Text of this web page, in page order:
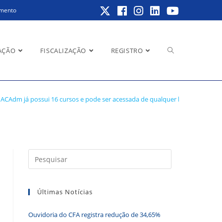
FISCALIZAÇÃO REGISTRO Alternar
pesquisa
do
lugar do país
ACAdm já possui 16 cursos e pode ser acessada de qualquer lugar do
a
Últimas Notícias
Ouvidoria do CFA registra redução de 34,65%